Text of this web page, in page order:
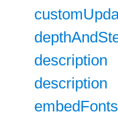
description
description
embedFonts